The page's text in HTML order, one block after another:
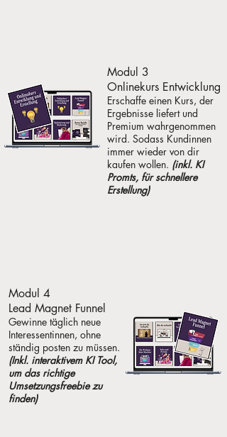
Modul 3
Onlinekurs Entwicklung
Erschaffe einen Kurs, der
Ergebnisse liefert und
Premium wahrgenommen
wird. Sodass Kundinnen
immer wieder von dir
kaufen wollen. (inkl. KI
Promts, für schnellere
Erstellung)
Modul 4
Lead Magnet Funnel
Gewinne täglich neue
Interessentinnen, ohne
ständig posten zu müssen.
(Inkl. interaktivem KI Tool,
um das richtige
Umsetzungsfreebie zu
finden)